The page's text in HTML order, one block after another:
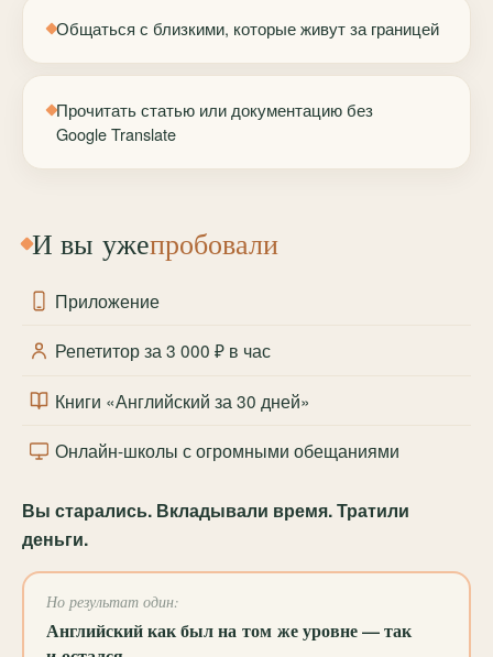
Общаться с близкими, которые живут за границей
Прочитать статью или документацию без
Google Translate
И вы ужепробовали
Приложение
Репетитор за 3 000 ₽ в час
Книги «Английский за 30 дней»
Онлайн-школы с огромными обещаниями
Вы старались. Вкладывали время. Тратили
деньги.
Но результат один:
Английский как был на том же уровне — так